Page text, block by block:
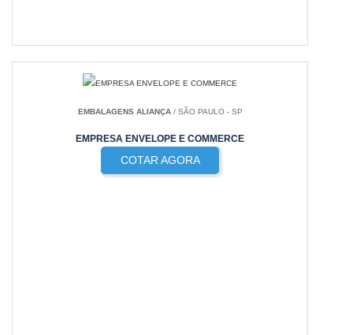
EMBALAGENS ALIANÇA/ SÃO PAULO - SP
EMPRESA ENVELOPE E COMMERCE
COTAR AGORA